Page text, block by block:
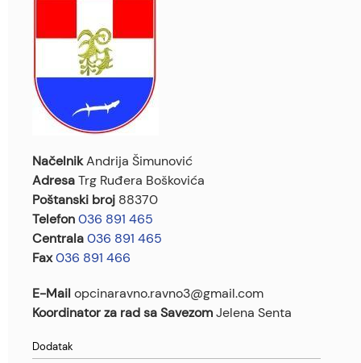
NačelnikAndrija Šimunović
AdresaTrg Ruđera Boškovića
Poštanski broj 88370
Telefon036 891 465
Centrala036 891 465
Fax036 891 466
E-Mail opcinaravno.ravno3@gmail.com
Koordinator za rad sa SavezomJelena Senta
Dodatak